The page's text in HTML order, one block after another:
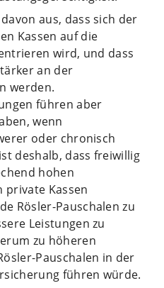
aus, dass sich der
Kassen auf die
wird, und dass
an der
werden.
führen aber
wenn
oder chronisch
deshalb, dass freiwillig
hohen
private Kassen
Rösler-Pauschalen zu
Leistungen zu
zu höheren
Pauschalen in der
führen würde.